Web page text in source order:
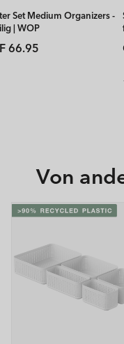
Set Medium Organizers -
| WOP
66.95
Von